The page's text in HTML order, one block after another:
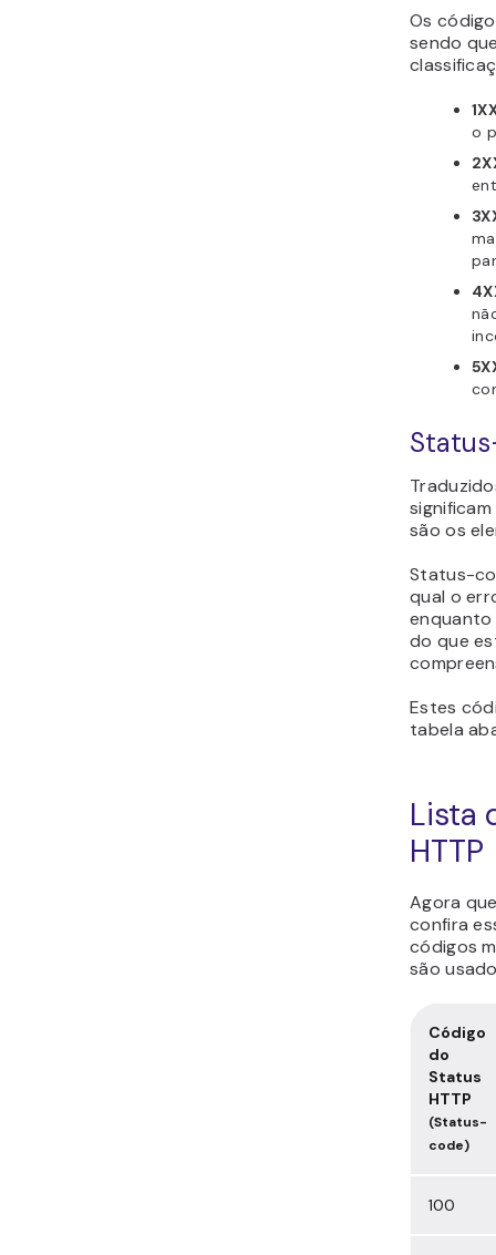
Os
sendo
o
são os
Status-
qual o
enquanto
do que
Estes
tabela
Lista
HTTP
Agora
confira
códigos
são
Código
do
Status
HTTP
(Status-
code)
100